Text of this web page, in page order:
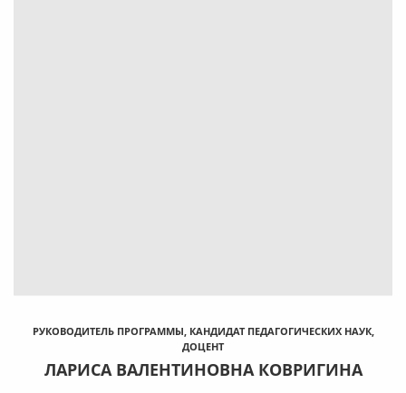
РУКОВОДИТЕЛЬ ПРОГРАММЫ, КАНДИДАТ ПЕДАГОГИЧЕСКИХ НАУК,
ДОЦЕНТ
ЛАРИСА ВАЛЕНТИНОВНА КОВРИГИНА